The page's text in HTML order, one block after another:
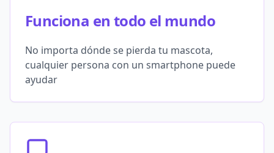
Funciona en todo el mundo
No importa dónde se pierda tu mascota,
cualquier persona con un smartphone puede
ayudar